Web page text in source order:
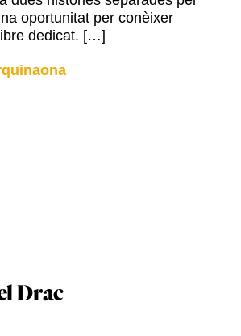
oportunitat per conèixer
dedicat. […]
Drac